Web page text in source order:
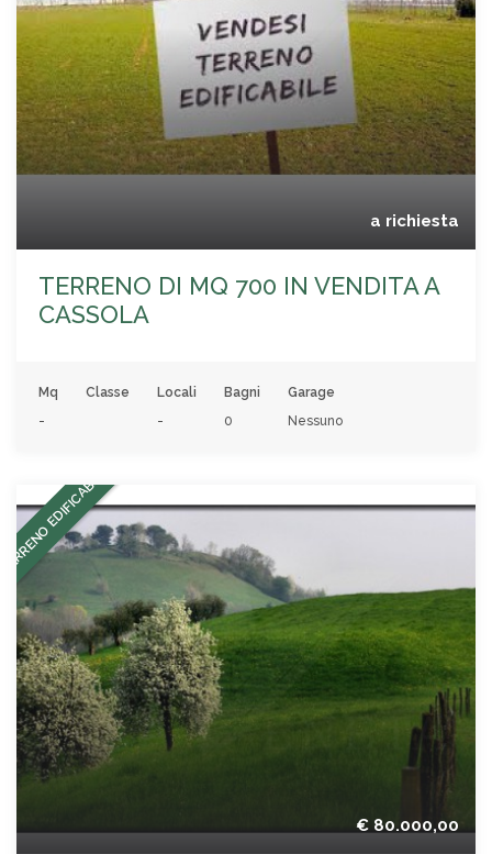
a richiesta
TERRENO DI MQ 700 IN VENDITA A
CASSOLA
Mq
-
Classe
Locali
-
Bagni
0
Garage
Nessuno
EDIFICABILE
€ 80.000,00